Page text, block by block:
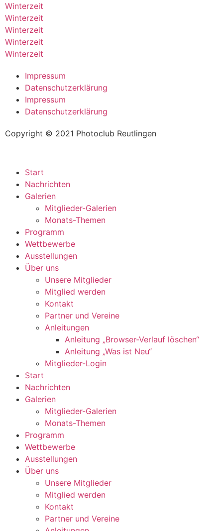
Winterzeit
Winterzeit
Winterzeit
Winterzeit
Winterzeit
Impressum
Datenschutzerklärung
Impressum
Datenschutzerklärung
Copyright © 2021 Photoclub Reutlingen
Start
Nachrichten
Galerien
Mitglieder-Galerien
Monats-Themen
Programm
Wettbewerbe
Ausstellungen
Über uns
Unsere Mitglieder
Mitglied werden
Kontakt
Partner und Vereine
Anleitungen
Anleitung „Browser-Verlauf löschen“
Anleitung „Was ist Neu“
Mitglieder-Login
Start
Nachrichten
Galerien
Mitglieder-Galerien
Monats-Themen
Programm
Wettbewerbe
Ausstellungen
Über uns
Unsere Mitglieder
Mitglied werden
Kontakt
Partner und Vereine